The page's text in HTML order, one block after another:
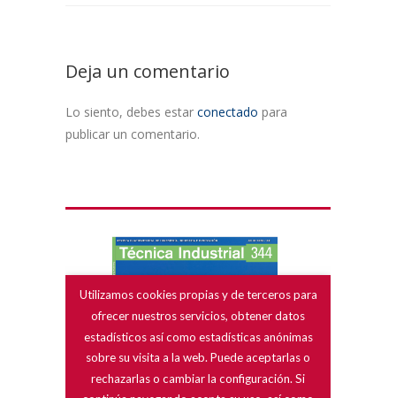
Deja un comentario
Lo siento, debes estar conectado para
publicar un comentario.